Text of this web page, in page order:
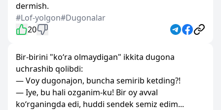
dermish.
#Lof-yolgon#Dugonalar
20
Bir-birini "ko‘ra olmaydigan" ikkita dugona
uchrashib qolibdi:
— Voy dugonajon, buncha semirib ketding?!
— Iye, bu hali ozganim-ku! Bir oy avval
ko‘rganingda edi, huddi sendek semiz edim...